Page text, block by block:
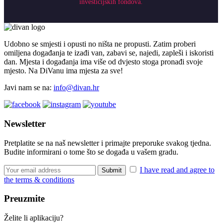
investicijskih fondova.
Udobno se smjesti i opusti no ništa ne propusti. Zatim proberi
omiljena događanja te izađi van, zabavi se, najedi, zapleši i iskoristi
dan. Mjesta i događanja ima više od dvjesto stoga pronađi svoje
mjesto. Na DiVanu ima mjesta za sve!
Javi nam se na: info@divan.hr
Newsletter
Pretplatite se na naš newsletter i primajte preporuke svakog tjedna.
Budite informirani o tome što se događa u vašem gradu.
I have read and agree to
the terms & conditions
Preuzmite
Želite li aplikaciju?